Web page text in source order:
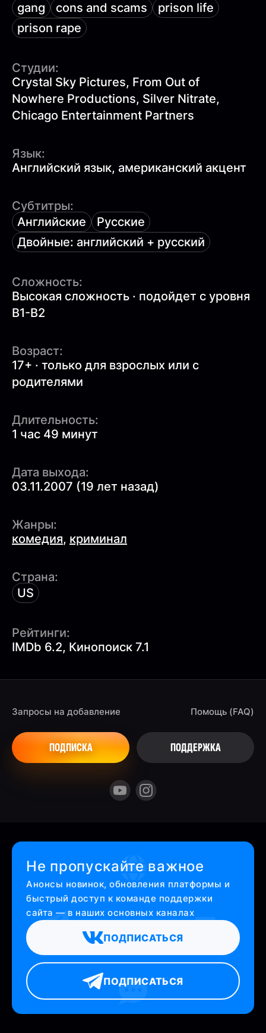
gang
cons and scams
prison life
prison rape
Студии:
Crystal Sky Pictures, From Out of
Nowhere Productions, Silver Nitrate,
Chicago Entertainment Partners
Язык:
Английский язык, американский акцент
Субтитры:
Английские
Русские
Двойные: английский + русский
Сложность:
Высокая сложность · подойдет с уровня
B1-B2
Возраст:
17+ · только для взрослых или с
родителями
Длительность:
1 час 49 минут
Дата выхода:
03.11.2007 (19 лет назад)
Жанры:
комедия, криминал
Страна:
US
Рейтинги:
IMDb 6.2, Кинопоиск 7.1
Запросы на добавление
ПОДПИСКА
Помощь (FAQ)
ПОДДЕРЖКА
Не пропускайте важное
Анонсы новинок, обновления платформы и
быстрый доступ к команде поддержки
сайта — в наших основных каналах
ПОДПИСАТЬСЯ
ПОДПИСАТЬСЯ